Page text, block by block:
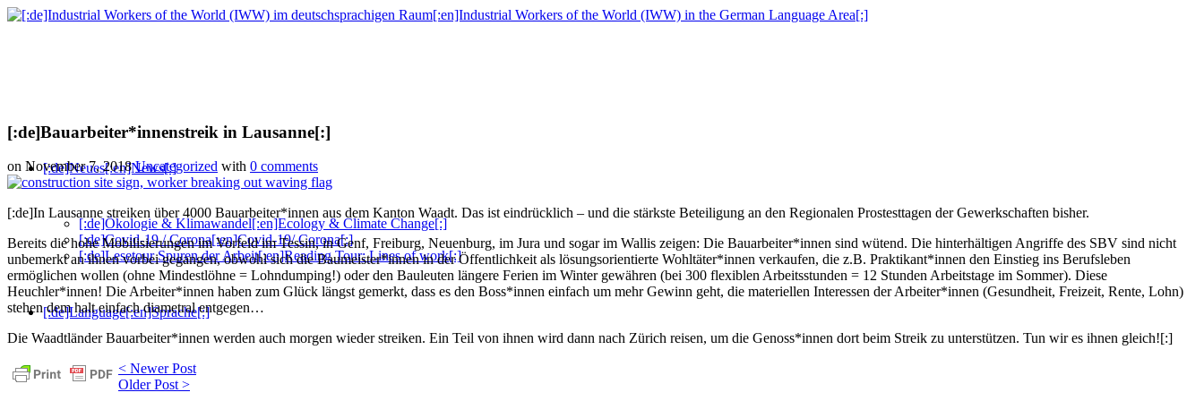
[:de]Neues[:en]News[:]
[:de]Ökologie & Klimawandel[:en]Ecology & Climate Change[:]
[:de]Covid-19 / Corona[:en]Covid-19/ Corona[:]
[:de]Lesetour Spuren der Arbeit[:en]Reading Tour: Lines of work[:]
[:de]Language[:en]Sprache[:]
[:de]Bauarbeiter*innenstreik in Lausanne[:]
on November 7, 2018 Uncategorized with 0 comments
[:de]In Lausanne streiken über 4000 Bauarbeiter*innen aus dem Kanton Waadt. Das ist eindrücklich – und die stärkste Beteiligung an den Regionalen Prostesttagen der Gewerkschaften bisher.
Bereits die hohe Mobilisierungen im Vorfeld im Tessin, in Genf, Freiburg, Neuenburg, im Jura und sogar im Wallis zeigen: Die Bauarbeiter*innen sind wütend. Die hinterhältigen Angriffe des SBV sind nicht
unbemerkt an ihnen vorbei gegangen, obwohl sich die Baumeister*innen in der Öffentlichkeit als lösungsorientierte Wohltäter*innen verkaufen, die z.B. Praktikant*innen den Einstieg ins Berufsleben
ermöglichen wollen (ohne Mindestlöhne = Lohndumping!) oder den Bauleuten längere Ferien im Winter gewähren (bei 300 flexiblen Arbeitsstunden = 12 Stunden Arbeitstage im Sommer). Diese
Heuchler*innen! Die Arbeiter*innen haben zum Glück längst gemerkt, dass es den Boss*innen einfach um mehr Gewinn geht, die materiellen Interessen der Arbeiter*innen (Gesundheit, Freizeit, Rente, Lohn)
stehen dem halt einfach diametral entgegen…
Die Waadtländer Bauarbeiter*innen werden auch morgen wieder streiken. Ein Teil von ihnen wird dann nach Zürich reisen, um die Genoss*innen dort beim Streik zu unterstützen. Tun wir es ihnen gleich![:]
< Newer Post
Older Post >